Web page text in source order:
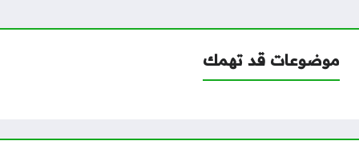
موضوعات قد تهمك